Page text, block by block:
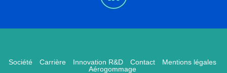
Société Carrière Innovation R&D Contact
Mentions légales
Aérogommage